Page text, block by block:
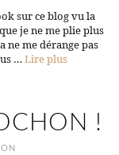
sur ce blog vu la
je ne me plie plus
ne me dérange pas
… Lire plus
!